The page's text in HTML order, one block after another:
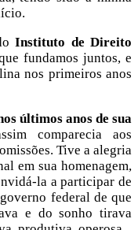
Instituto de Direito
fundamos juntos, e
nos primeiros anos
últimos anos de sua
comparecia aos
Tive a alegria
em sua homenagem,
la a participar de
federal de que
e do sonho tirava